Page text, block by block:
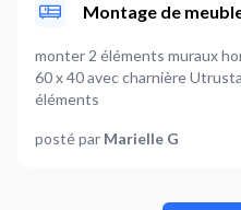
basse et commode d’entrée
Où en êtes-vous dans
Je suis prêt à démarrer
Montage de
monter 2 éléments muraux horizontal IKEA METOD/Voxtorp
60 x 40 avec charnière Utrusta ensuite poser ces deux
éléments
posté par Marielle G